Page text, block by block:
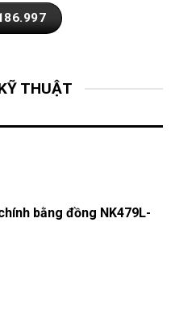
THUẬT
bằng đồng NK479L-